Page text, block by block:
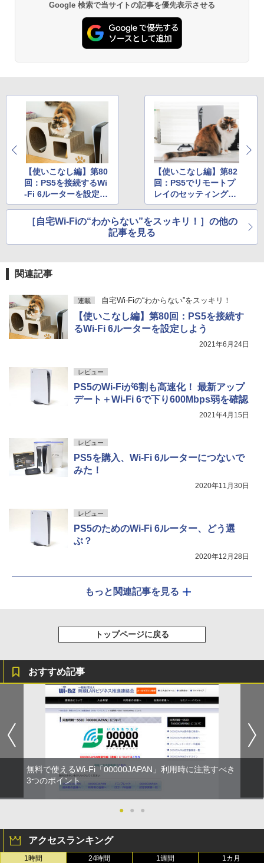
Google 検索で当サイトの記事を優先表示させる
【使いこなし編】第80
回：PS5を接続するWi
-Fi 6ルーターを設定し
よう
【使いこなし編】第82
回：PS5でリモートプ
レイのセッティングを
する
［自宅Wi-Fiの“わからない”をスッキリ！］の他の
記事を見る
関連記事
連載 自宅Wi-Fiの“わからない”をスッキリ！
【使いこなし編】第80回：PS5を接続す
るWi-Fi 6ルーターを設定しよう
2021年6月24日
レビュー
PS5のWi-Fiが6割も高速化！ 最新アップ
デート＋Wi-Fi 6で下り600Mbps弱を確認
2021年4月15日
レビュー
PS5を購入、Wi-Fi 6ルーターにつないで
みた！
2020年11月30日
レビュー
PS5のためのWi-Fi 6ルーター、どう選
ぶ？
2020年12月28日
もっと関連記事を見る
トップページに戻る
おすすめ記事
無料で使えるWi-Fi「00000JAPAN」利用時に注意すべき
3つのポイント
● ● ●
アクセスランキング
1時間 24時間 1週間 1カ月